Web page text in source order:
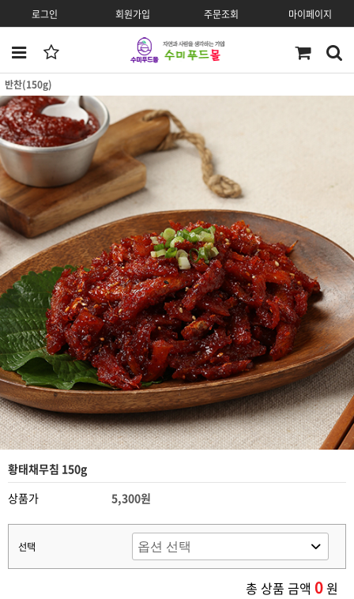
로그인 회원가입 주문조회 마이페이지
반찬(150g)
황태채무침 150g
상품가
5,300원
선택
총 상품 금액 0원